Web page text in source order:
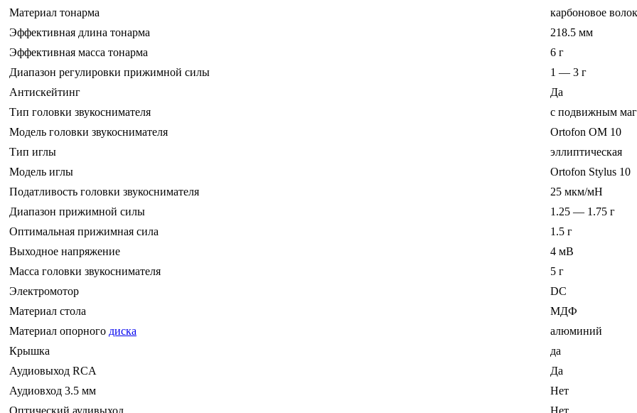
Материал тонарма
карбоновое
Эффективная длина тонарма
218.5 мм
Эффективная масса тонарма
6 г
Диапазон регулировки прижимной силы
1 — 3 г
Антискейтинг
Да
Тип головки звукоснимателя
с подвижным
Модель головки звукоснимателя
Ortofon OM 10
Тип иглы
эллиптическая
Модель иглы
Ortofon Stylus 10
Податливость головки звукоснимателя
25 мкм/мН
Диапазон прижимной силы
1.25 — 1.75 г
Оптимальная прижимная сила
1.5 г
Выходное напряжение
4 мВ
Масса головки звукоснимателя
5 г
Электромотор
DC
Материал стола
МДФ
Материал опорного диска
алюминий
Крышка
да
Аудиовыход RCA
Да
Аудиовход 3.5 мм
Нет